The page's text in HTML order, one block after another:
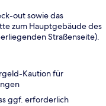
out sowie das
zum Hauptgebäude des
Straßenseite).
Kaution für
ggf. erforderlich